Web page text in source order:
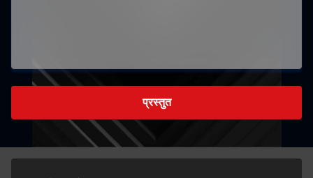
प्रस्तुत